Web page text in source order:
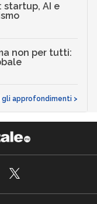
startup, AI e
non per tutti:
approfondimenti >